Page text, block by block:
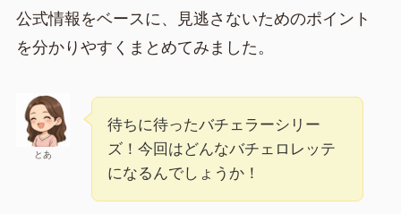
公式情報をベースに、見逃さないためのポイント
を分かりやすくまとめてみました。
とあ
待ちに待ったバチェラーシリー
ズ！今回はどんなバチェロレッテ
になるんでしょうか！